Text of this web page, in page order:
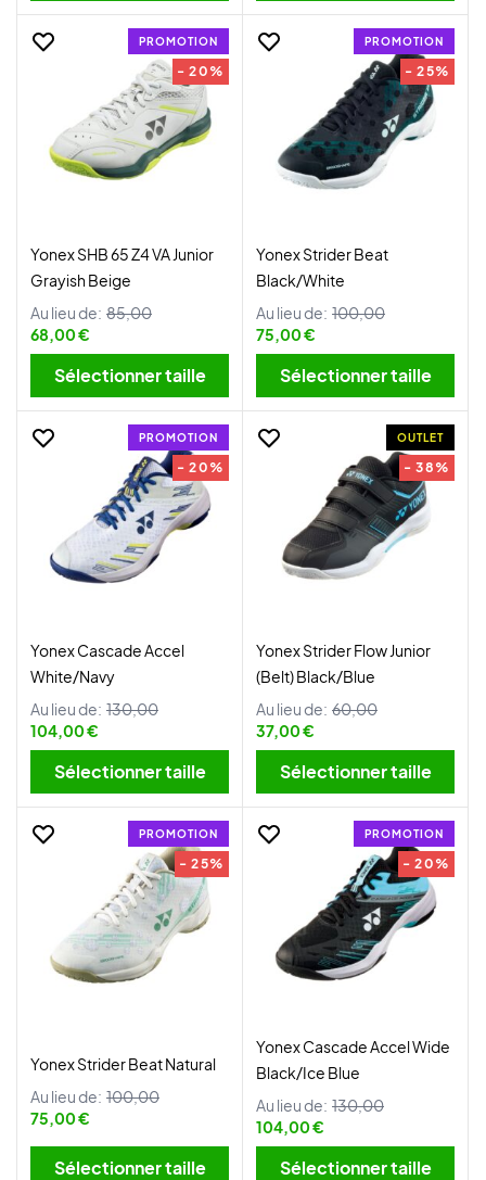
PROMOTION
- 20%
Yonex SHB 65 Z4 VA Junior
Grayish Beige
Au lieu de: 85,00
68,00 €
Sélectionner taille
PROMOTION
- 25%
Yonex Strider Beat
Black/White
Au lieu de: 100,00
75,00 €
Sélectionner taille
PROMOTION
- 20%
Yonex Cascade Accel
White/Navy
Au lieu de: 130,00
104,00 €
Sélectionner taille
OUTLET
- 38%
Yonex Strider Flow Junior
(Belt) Black/Blue
Au lieu de: 60,00
37,00 €
Sélectionner taille
PROMOTION
- 25%
Yonex Strider Beat Natural
Au lieu de: 100,00
75,00 €
Sélectionner taille
PROMOTION
- 20%
Yonex Cascade Accel Wide
Black/Ice Blue
Au lieu de: 130,00
104,00 €
Sélectionner taille